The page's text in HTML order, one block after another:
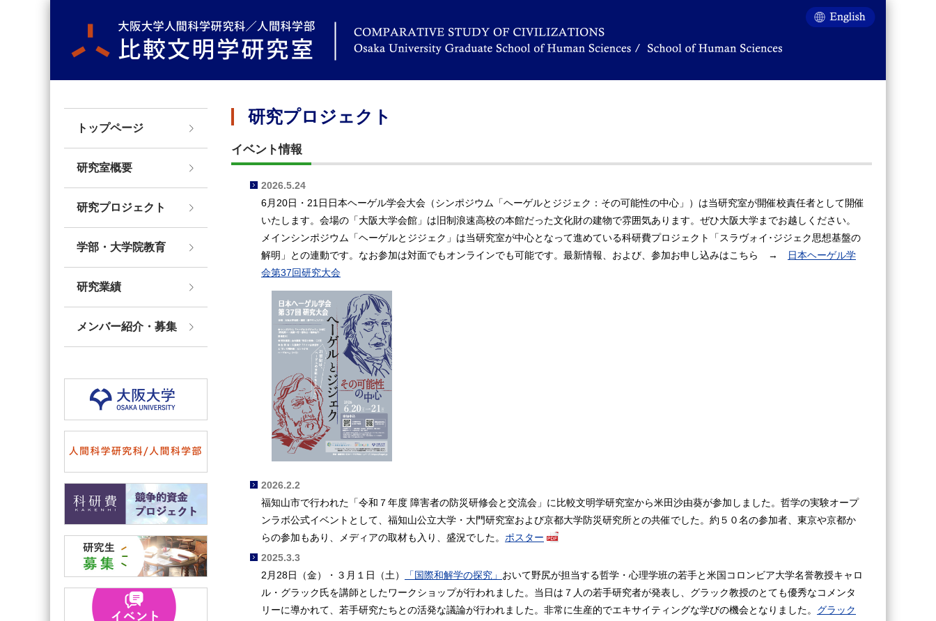
トップページ
研究室概要
研究プロジェクト
学部・大学院教育
研究業績
メンバー紹介・募集
研究プロジェクト
イベント情報
2026.5.24
6月20日・21日日本ヘーゲル学会大会（シンポジウム「ヘーゲルとジジェク：その可能性の中心」）は当研究室が開催校責任者として開催
いたします。会場の「大阪大学会館」は旧制浪速高校の本館だった文化財の建物で雰囲気あります。ぜひ大阪大学までお越しください。
メインシンポジウム「ヘーゲルとジジェク」は当研究室が中心となって進めている科研費プロジェクト「スラヴォイ･ジジェク思想基盤の
解明」との連動です。なお参加は対面でもオンラインでも可能です。最新情報、および、参加お申し込みはこちら →
日本ヘーゲル学
会第37回研究大会
2026.2.2
福知山市で行われた「令和７年度 障害者の防災研修会と交流会」に比較文明学研究室から米田沙由葵が参加しました。哲学の実験オープ
ンラボ公式イベントとして、福知山公立大学・大門研究室および京都大学防災研究所との共催でした。約５０名の参加者、東京や京都か
らの参加もあり、メディアの取材も入り、盛況でした。 ポスター
2025.3.3
2月28日（金）・３月１日（土）
「国際和解学の探究」 おいて野尻が担当する哲学・心理学班の若手と米国コロンビア大学名誉教授キャロ
ル・グラック氏を講師としたワークショップが行われました。当日は７人の若手研究者が発表し、グラック教授のとても優秀なコメンタ
リーに導かれて、若手研究たちとの活発な議論が行われました。非常に生産的でエキサイティングな学びの機会となりました。 グラック